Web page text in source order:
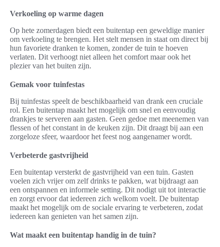
Verkoeling op warme dagen
Op hete zomerdagen biedt een buitentap een geweldige manier
om verkoeling te brengen. Het stelt mensen in staat om direct bij
hun favoriete dranken te komen, zonder de tuin te hoeven
verlaten. Dit verhoogt niet alleen het comfort maar ook het
plezier van het buiten zijn.
Gemak voor tuinfestas
Bij tuinfestas speelt de beschikbaarheid van drank een cruciale
rol. Een buitentap maakt het mogelijk om snel en eenvoudig
drankjes te serveren aan gasten. Geen gedoe met meenemen van
flessen of het constant in de keuken zijn. Dit draagt bij aan een
zorgeloze sfeer, waardoor het feest nog aangenamer wordt.
Verbeterde gastvrijheid
Een buitentap versterkt de gastvrijheid van een tuin. Gasten
voelen zich vrijer om zelf drinks te pakken, wat bijdraagt aan
een ontspannen en informele setting. Dit nodigt uit tot interactie
en zorgt ervoor dat iedereen zich welkom voelt. De buitentap
maakt het mogelijk om de sociale ervaring te verbeteren, zodat
iedereen kan genieten van het samen zijn.
Wat maakt een buitentap handig in de tuin?